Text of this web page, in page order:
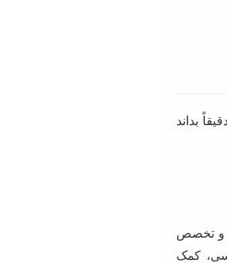
بداند
و تخصص
کمک